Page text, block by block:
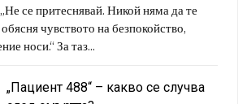
се притеснявай. Никой няма да те
чувството на безпокойство,
носи.“ За таз...
„Пациент 488“ – какво се случва